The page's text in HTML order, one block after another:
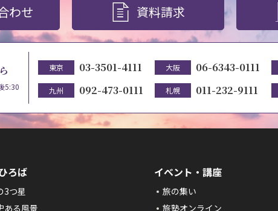
わせ 資料請求
5:30
東京 03-3501-4111 大阪 06-6343-0111
九州 092-473-0111 札幌 011-232-9111
ろば
3つ星
ある風景
イベント・講座
旅の集い
旅塾オンライン